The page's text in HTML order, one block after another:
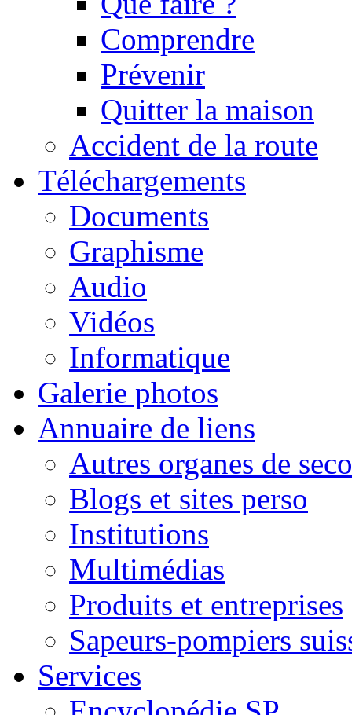
Comprendre
Prévenir
Quitter la maison
Accident de la route
Téléchargements
Documents
Graphisme
Audio
Vidéos
Informatique
Galerie photos
Annuaire de liens
Autres organes de
Blogs et sites perso
Institutions
Multimédias
Produits et entreprises
Sapeurs-pompiers
Services